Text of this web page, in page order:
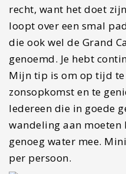
recht, want het doet
loopt over een smal
die ook wel de Grand
genoemd. Je hebt
Mijn tip is om op tijd
zonsopkomst en te
Iedereen die in goede
wandeling aan moeten
genoeg water mee.
per persoon.